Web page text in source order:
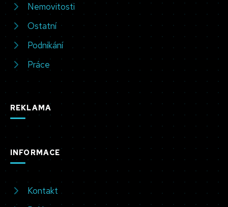
Nemovitosti
Ostatní
Podnikání
Práce
REKLAMA
INFORMACE
Kontakt